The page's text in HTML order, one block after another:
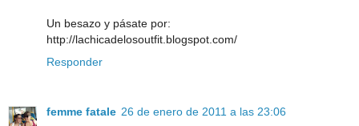
Un besazo y pásate por:
http://lachicadelosoutfit.blogspot.com/
Responder
femme fatale 26 de enero de 2011 a las 23:06